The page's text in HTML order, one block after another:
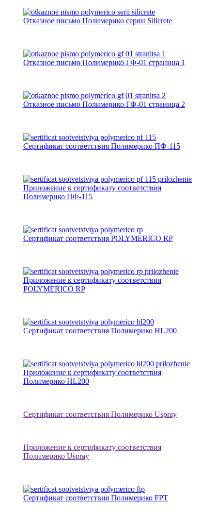
Отказное письмо Полимерико серии Silicrete
Отказное письмо Полимерико ГФ-01 страница 1
Отказное письмо Полимерико ГФ-01 страница 2
Сертификат соответствия Полимерико ПФ-115
Приложение к сертификату соответствия
Полимерико ПФ-115
Сертификат соответствия POLYMERICO RP
Приложение к сертификату соответствия
POLYMERICO RP
Сертификат соответствия Полимерико HL200
Приложение к сертификату соответствия
Полимерико HL200
Сертификат соответствия Полимерико Uspray
Приложение к сертификату соответствия
Полимерико Uspray
Сертификат соответствия Полимерико FPT